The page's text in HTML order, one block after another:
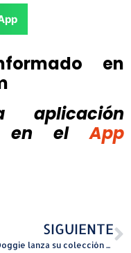
en
aplicación
en el
App
SIGUIENTE
Toy Doggie lanza su colección de verano 2025 “Seguimos en P Fluffing R”